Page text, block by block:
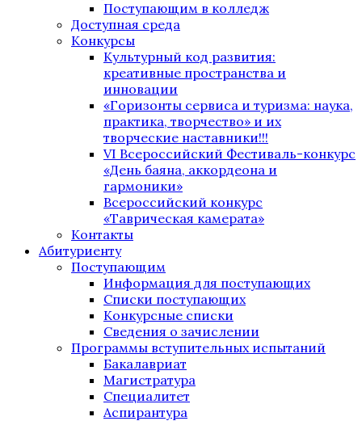
Поступающим в колледж
Доступная среда
Конкурсы
Культурный код развития:
креативные пространства и
инновации
«Горизонты сервиса и туризма: наука,
практика, творчество» и их
творческие наставники!!!
VI Всероссийский Фестиваль-конкурс
«День баяна, аккордеона и
гармоники»
Всероссийский конкурс
«Таврическая камерата»
Контакты
Абитуриенту
Поступающим
Информация для поступающих
Списки поступающих
Конкурсные списки
Сведения о зачислении
Программы вступительных испытаний
Бакалавриат
Магистратура
Специалитет
Аспирантура